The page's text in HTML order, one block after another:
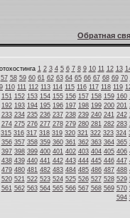
Обратная
1 2 3 4 5 6 7 8 9 10 11 12 13
57 58 59 60 61 62 63 64 65 66 67 68 69 70
110 111 112 113 114 115 116 117 118 119
151 152 153 154 155 156 157 158 159 160
192 193 194 195 196 197 198 199 200 201
233 234 235 236 237 238 239 240 241 242
274 275 276 277 278 279 280 281 282 283
315 316 317 318 319 320 321 322 323 324
356 357 358 359 360 361 362 363 364 365
397 398 399 400 401 402 403 404 405 406
438 439 440 441 442 443 444 445 446 447
479 480 481 482 483 484 485 486 487 488
520 521 522 523 524 525 526 527 528 529
561 562 563 564 565 566 567 568 569 570
594